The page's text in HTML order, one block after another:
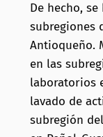
De hecho,
subregiones
Antioqueño.
en las
laboratorios
lavado de
subregión